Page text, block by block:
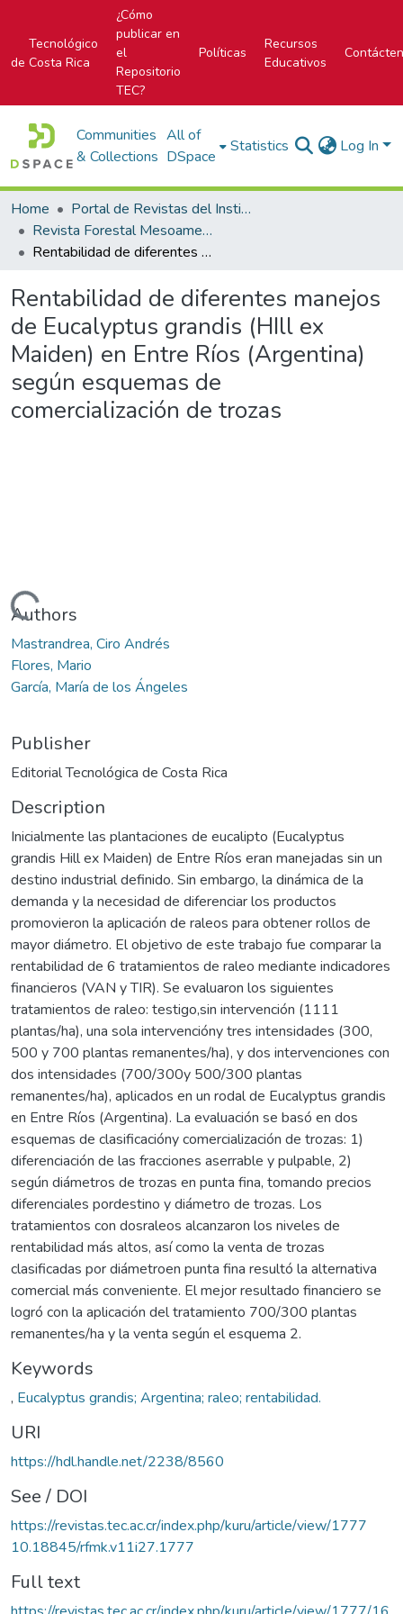
Tecnológico
de Costa Rica
¿Cómo
publicar en
el
Repositorio
TEC?
Políticas
Recursos
Educativos
Communities
& Collections
All of
DSpace
Statistics Log In
Home
Portal de Revistas del Instituto Tecnológico de Costa Rica
Revista Forestal Mesoamericana Kurú
Rentabilidad de diferentes manejos de Eucalyptus grandis (HIll ex Maiden) en Entre Ríos (Argentina) según esquemas de comercialización de trozas
Rentabilidad de diferentes manejos
de Eucalyptus grandis (HIll ex
Maiden) en Entre Ríos (Argentina)
según esquemas de
comercialización de trozas
Loading...
Authors
Mastrandrea, Ciro Andrés
Flores, Mario
García, María de los Ángeles
Publisher
Editorial Tecnológica de Costa Rica
Description
Inicialmente las plantaciones de eucalipto (Eucalyptus
grandis Hill ex Maiden) de Entre Ríos eran manejadas sin un
destino industrial definido. Sin embargo, la dinámica de la
demanda y la necesidad de diferenciar los productos
promovieron la aplicación de raleos para obtener rollos de
mayor diámetro. El objetivo de este trabajo fue comparar la
rentabilidad de 6 tratamientos de raleo mediante indicadores
financieros (VAN y TIR). Se evaluaron los siguientes
tratamientos de raleo: testigo,sin intervención (1111
plantas/ha), una sola intervencióny tres intensidades (300,
500 y 700 plantas remanentes/ha), y dos intervenciones con
dos intensidades (700/300y 500/300 plantas
remanentes/ha), aplicados en un rodal de Eucalyptus grandis
en Entre Ríos (Argentina). La evaluación se basó en dos
esquemas de clasificacióny comercialización de trozas: 1)
diferenciación de las fracciones aserrable y pulpable, 2)
según diámetros de trozas en punta fina, tomando precios
diferenciales pordestino y diámetro de trozas. Los
tratamientos con dosraleos alcanzaron los niveles de
rentabilidad más altos, así como la venta de trozas
clasificadas por diámetroen punta fina resultó la alternativa
comercial más conveniente. El mejor resultado financiero se
logró con la aplicación del tratamiento 700/300 plantas
remanentes/ha y la venta según el esquema 2.
Keywords
, Eucalyptus grandis; Argentina; raleo; rentabilidad.
URI
https://hdl.handle.net/2238/8560
See / DOI
https://revistas.tec.ac.cr/index.php/kuru/article/view/1777
10.18845/rfmk.v11i27.1777
Full text